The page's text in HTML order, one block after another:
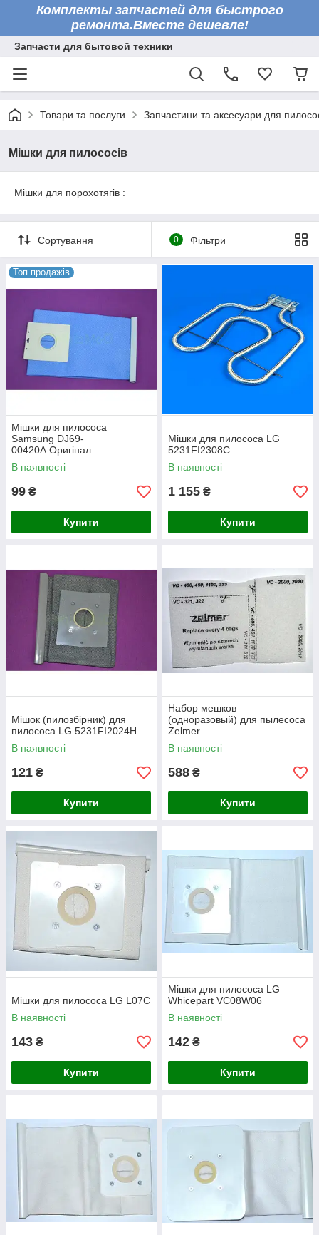
Комплекты запчастей для быстрого
ремонта.Вместе дешевле!
Запчасти для бытовой техники
Товари та послуги Запчастини та аксесуари для
Мішки для пилососів
Мішки для порохотягів :
Сортування 0 Фільтри
Топ продажів
Мішки для пилососа
Samsung DJ69-
00420A.Оригінал.
В наявності
99 ₴
Купити
Мішки для пилососа LG
5231FI2308C
В наявності
1 155 ₴
Купити
Мішок (пилозбірник) для
пилососа LG 5231FI2024H
В наявності
121 ₴
Купити
Набор мешков
(одноразовый) для пылесоса
Zelmer
49.4000 (ZVCA100B,синий,ор
игинал,коробка)
В наявності
588 ₴
Купити
Мішки для пилососа LG L07C
В наявності
143 ₴
Купити
Мішки для пилососа LG
Whicepart VC08W06
В наявності
142 ₴
Купити